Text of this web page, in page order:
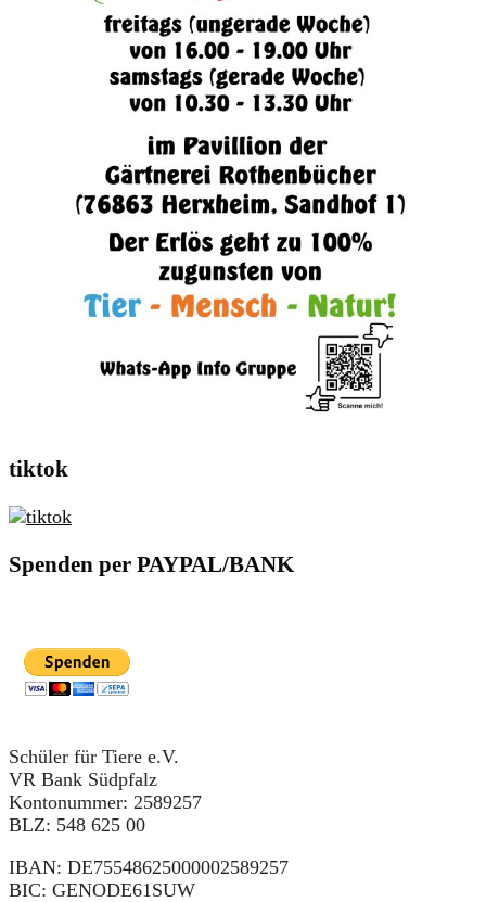
tiktok
Spenden per PAYPAL/BANK
Schüler für Tiere e.V.
VR Bank Südpfalz
Kontonummer: 2589257
BLZ: 548 625 00
IBAN: DE75548625000002589257
BIC: GENODE61SUW